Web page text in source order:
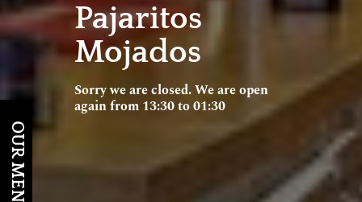
Pajaritos
Mojados
Sorry we are closed. We are open
again from 13:30 to 01:30
OUR MENU